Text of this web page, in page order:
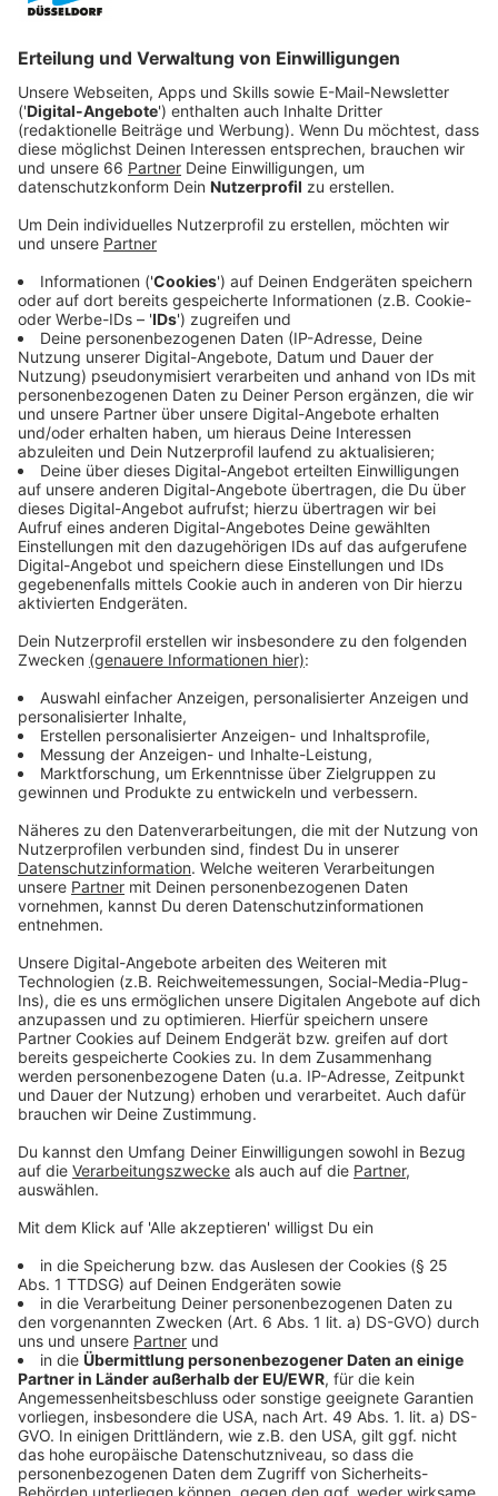
OB Stephan Keller hatte vorgeschlagen, dass er
wegen der Konflikte zwischen Radfahrern und
Fußgängern entfernt wird - und der Radverkehr über
Liesegang- und Klosterstraße fahren soll. Jetzt
melden sich dazu weitere Stimmen mit Pro und
Contra. A.
ADFC fordert bessere Markierung
Anzeige
Für den FahrradclubADFCgeht das zu schnell. Ähnlich
wie SPD und GRÜNE vergangene Woche hier bei AD,
würde der Fahrradclub es zunächst mit einer besseren
Markierung versuchen. Vom ADFC heißt es, dass sogar
ein von der Stadt beauftragter Gutachter bemängelt
habe, dass der Radweg in der Mitte einfach zu
schlecht erkennbar sei.
Anzeige
IHK unterstützt Kellers Idee
Anzeige
Aus der Wirtschaft dagegen wird Kellers Vorschlag als
"klar und verlässlich" gelobt: Die Industrie- und
Handelkammer (IHK) findet gut, dass Fußgängerinnen
und Fußgänger während der Geschäftszeiten Vortritt
bekommen sollen - und Radfahrenden
zufriedenstellende Ausweichrouten geboten werden.
Anzeige
Weitere Infos und Links zum Thema:
Unsere bisherige Berichterstattung
So hatte die Stadt die Umbaupläne begründet
RP Online: "Rad-Umleitung bringt Probleme"
Anzeige